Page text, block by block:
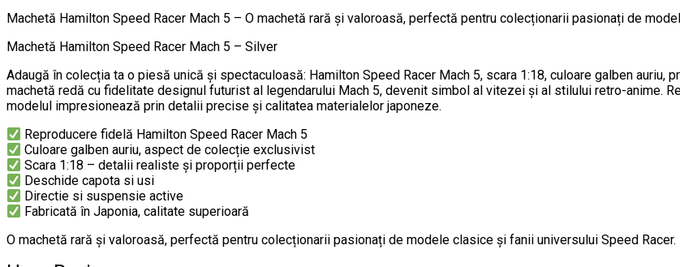
Machetă Hamilton Speed Racer Mach 5 – O machetă rară și valoroasă, perfectă pentru colecționarii pasionați de
Machetă Hamilton Speed Racer Mach 5 – Silver
Adaugă în colecția ta o piesă unică și spectaculoasă: Hamilton Speed Racer Mach 5, scara 1:18, culoare galben auriu,
machetă redă cu fidelitate designul futurist al legendarului Mach 5, devenit simbol al vitezei și al stilului retro-anime.
modelul impresionează prin detalii precise și calitatea materialelor japoneze.
Reproducere fidelă Hamilton Speed Racer Mach 5
Culoare galben auriu, aspect de colecție exclusivist
Scara 1:18 – detalii realiste și proporții perfecte
Deschide capota si usi
Directie si suspensie active
Fabricată în Japonia, calitate superioară
O machetă rară și valoroasă, perfectă pentru colecționarii pasionați de modele clasice și fanii universului Speed Racer.